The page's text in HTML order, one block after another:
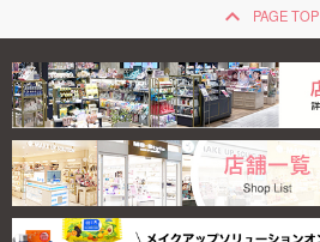
keyboard_arrow_up PAGE TOP